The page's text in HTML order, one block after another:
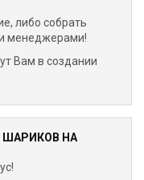
либо собрать
менеджерами!
Вам в создании
НА